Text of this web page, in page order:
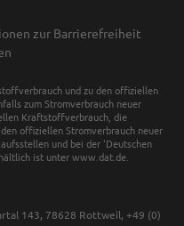
zur Barrierefreiheit
und zu den offiziellen
zum Stromverbrauch neuer
Kraftstoffverbrauch, die
den offiziellen Stromverbrauch neuer
und bei der 'Deutschen
ist unter www.dat.de.
143, 78628 Rottweil, +49 (0)